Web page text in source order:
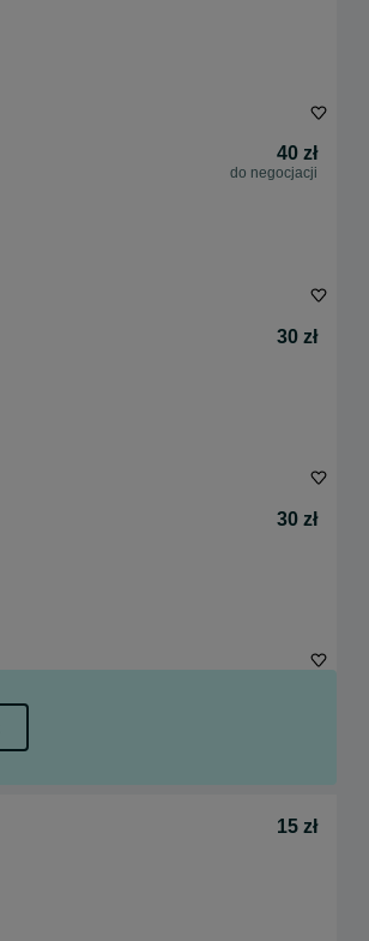
40 zł
do negocjacji
30 zł
30 zł
15 zł